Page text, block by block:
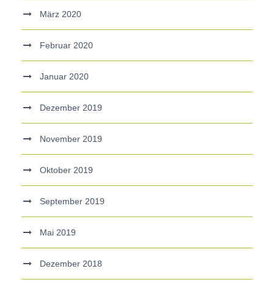
März 2020
Februar 2020
Januar 2020
Dezember 2019
November 2019
Oktober 2019
September 2019
Mai 2019
Dezember 2018